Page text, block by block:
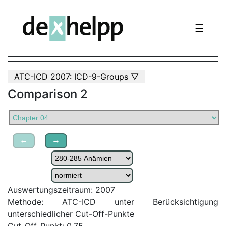
☰
ATC-ICD 2007: ICD-9-Groups ▽
Comparison 2
← →
Auswertungszeitraum: 2007
Methode: ATC-ICD unter Berücksichtigung
unterschiedlicher Cut-Off-Punkte